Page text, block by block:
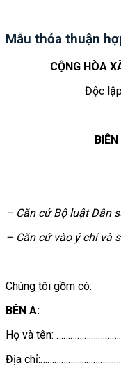
Mẫu thỏa thuận
CỘNG HÒA
Độc
– Căn cứ Bộ luật Dân
– Căn cứ vào ý chí và
Chúng tôi gồm có:
BÊN A:
Họ và tên:
Địa